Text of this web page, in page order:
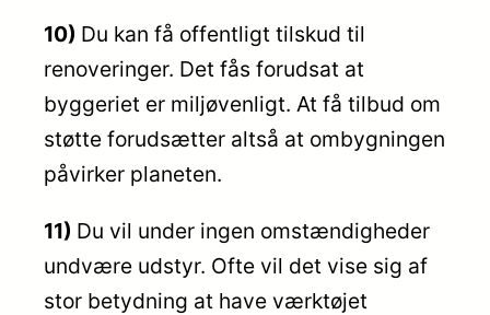
10) Du kan få offentligt tilskud til
renoveringer. Det fås forudsat at
byggeriet er miljøvenligt. At få tilbud om
støtte forudsætter altså at ombygningen
påvirker planeten.
11) Du vil under ingen omstændigheder
undvære udstyr. Ofte vil det vise sig af
stor betydning at have værktøjet